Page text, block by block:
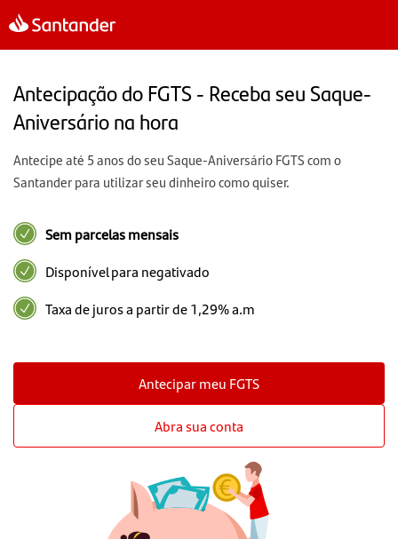
Antecipação do FGTS - Receba seu Saque-
Aniversário na hora
Antecipe até 5 anos do seu Saque-Aniversário FGTS com o
Santander para utilizar seu dinheiro como quiser.
Sem parcelas mensais
Disponível para negativado
Taxa de juros a partir de 1,29% a.m
Antecipar meu FGTS
Abra sua conta